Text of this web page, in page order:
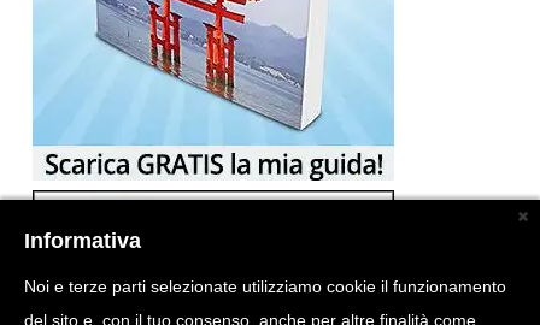
Informativa
Noi e terze parti selezionate utilizziamo cookie il funzionamento
del sito e, con il tuo consenso, anche per altre finalità come